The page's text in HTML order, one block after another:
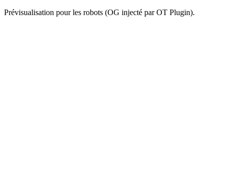
Prévisualisation pour les robots (OG injecté par OT Plugin).